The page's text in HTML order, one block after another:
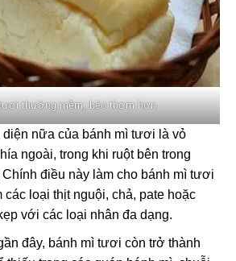
thường mềm, béo thơm hơn
diện nữa của bánh mì tươi là vỏ
ngoài, trong khi ruột bên trong
Chính điều này làm cho bánh mì tươi
các loại thịt nguội, chả, pate hoặc
với các loại nhân đa dạng.
đây, bánh mì tươi còn trở thành